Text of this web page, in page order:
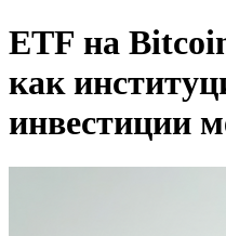
ETF на
как
инвестиции